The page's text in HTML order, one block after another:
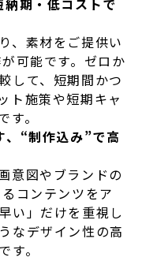
期・低コストで
、素材をご提供い
可能です。ゼロか
して、短期間かつ
ト施策や短期キャ
。
、“制作込み”で高
意図やブランドの
コンテンツをア
い」だけを重視し
なデザイン性の高
。